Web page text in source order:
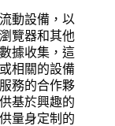
動設備，以
覽器和其他
據收集，這
相關的設備
務的合作夥
基於興趣的
量身定制的